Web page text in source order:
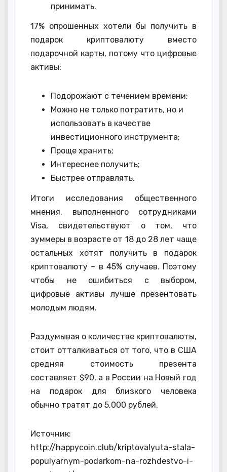
принимать.
17% опрошенных хотели бы получить в
подарок криптовалюту вместо
подарочной карты, потому что цифровые
активы:
Подорожают с течением времени;
Можно не только потратить, но и
использовать в качестве
инвестиционного инструмента;
Проще хранить;
Интереснее получить;
Быстрее отправлять.
Итоги исследования общественного
мнения, выполненного сотрудниками
Visa, свидетельствуют о том, что
зуммеры в возрасте от 18 до 28 лет чаще
остальных хотят получить в подарок
криптовалюту – в 45% случаев. Поэтому
чтобы не ошибиться с выбором,
цифровые активы лучше презентовать
молодым людям.
Раздумывая о количестве криптовалюты,
стоит отталкиваться от того, что в США
средняя стоимость презента
составляет $90, а в России на Новый год
на подарок для близкого человека
обычно тратят до 5,000 рублей.
Источник:
http://happycoin.club/kriptovalyuta-stala-
populyarnym-podarkom-na-rozhdestvo-i-